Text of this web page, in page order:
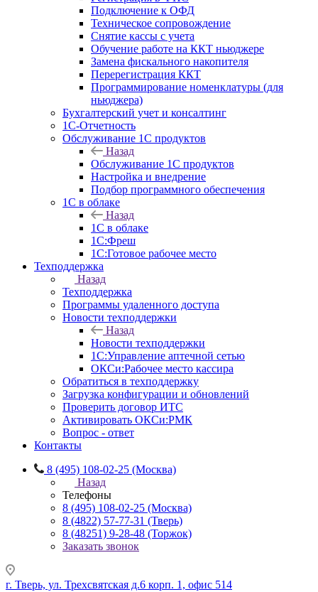
Подключение к ОФД
Техническое сопровождение
Снятие кассы с учета
Обучение работе на ККТ ньюджере
Замена фискального накопителя
Перерегистрация ККТ
Программирование номенклатуры (для
ньюджера)
Бухгалтерский учет и консалтинг
1С-Отчетность
Обслуживание 1С продуктов
Назад
Обслуживание 1С продуктов
Настройка и внедрение
Подбор программного обеспечения
1С в облаке
Назад
1С в облаке
1C:Фреш
1C:Готовое рабочее место
Техподдержка
Назад
Техподдержка
Программы удаленного доступа
Новости техподдержки
Назад
Новости техподдержки
1С:Управление аптечной сетью
ОКСи:Рабочее место кассира
Обратиться в техподдержку
Загрузка конфигурации и обновлений
Проверить договор ИТС
Активировать ОКСи:РМК
Вопрос - ответ
Контакты
8 (495) 108-02-25 (Москва)
Назад
Телефоны
8 (495) 108-02-25 (Москва)
8 (4822) 57-77-31 (Тверь)
8 (48251) 9-28-48 (Торжок)
Заказать звонок
г. Тверь, ул. Трехсвятская д.6 корп. 1, офис 514